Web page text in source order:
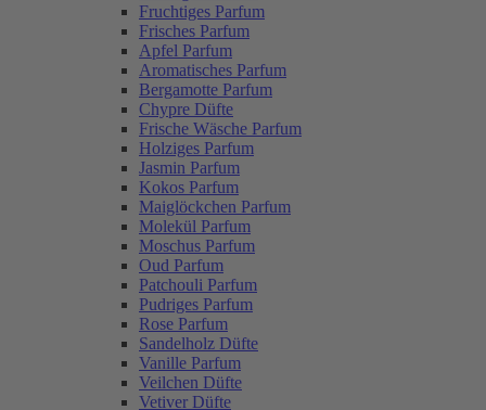
Fruchtiges Parfum
Frisches Parfum
Apfel Parfum
Aromatisches Parfum
Bergamotte Parfum
Chypre Düfte
Frische Wäsche Parfum
Holziges Parfum
Jasmin Parfum
Kokos Parfum
Maiglöckchen Parfum
Molekül Parfum
Moschus Parfum
Oud Parfum
Patchouli Parfum
Pudriges Parfum
Rose Parfum
Sandelholz Düfte
Vanille Parfum
Veilchen Düfte
Vetiver Düfte